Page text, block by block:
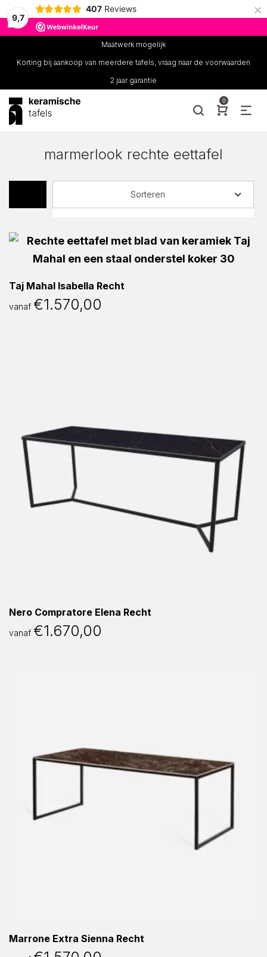
9,7
407 Reviews ×
Maatwerk mogelijk
Korting bij aankoop van meerdere tafels, vraag naar de voorwaarden
2 jaar garantie
0
marmerlook rechte eettafel
Sorteren
Taj Mahal Isabella Recht
vanaf €1.570,00
Nero Compratore Elena Recht
vanaf €1.670,00
Marrone Extra Sienna Recht